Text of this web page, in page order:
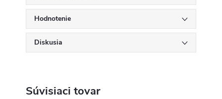
Hodnotenie
Diskusia
Súvisiaci tovar